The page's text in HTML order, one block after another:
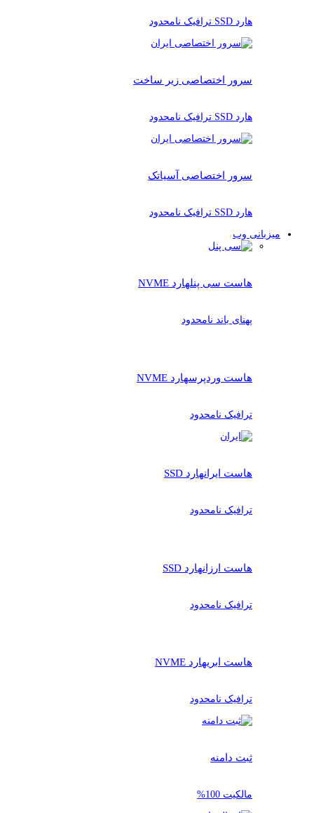
هارد SSD ترافیک نامحدود
سرور اختصاصی زیر ساخت
هارد SSD ترافیک نامحدود
سرور اختصاصی آسیاتک
هارد SSD ترافیک نامحدود
میزبانی وب
هاست سی پنلهارد NVME
پهنای باند نامحدود
هاست وردپرسهارد NVME
ترافیک نامحدود
هاست ایرانهارد SSD
ترافیک نامحدود
هاست ارزانهارد SSD
ترافیک نامحدود
هاست ابریهارد NVME
ترافیک نامحدود
ثبت دامنه
مالکیت 100%